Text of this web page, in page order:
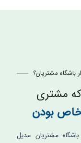
باشگاه مشتریان؟
مشتری
بودن
باشگاه مشتریان مدیل